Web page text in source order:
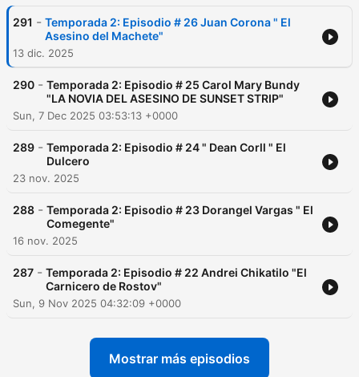
291 - Temporada 2: Episodio # 26 Juan Corona " El
Asesino del Machete"
13 dic. 2025
290 - Temporada 2: Episodio # 25 Carol Mary Bundy
"LA NOVIA DEL ASESINO DE SUNSET STRIP"
Sun, 7 Dec 2025 03:53:13 +0000
289 - Temporada 2: Episodio # 24 " Dean Corll " El
Dulcero
23 nov. 2025
288 - Temporada 2: Episodio # 23 Dorangel Vargas " El
Comegente"
16 nov. 2025
287 - Temporada 2: Episodio # 22 Andrei Chikatilo "El
Carnicero de Rostov"
Sun, 9 Nov 2025 04:32:09 +0000
Mostrar más episodios